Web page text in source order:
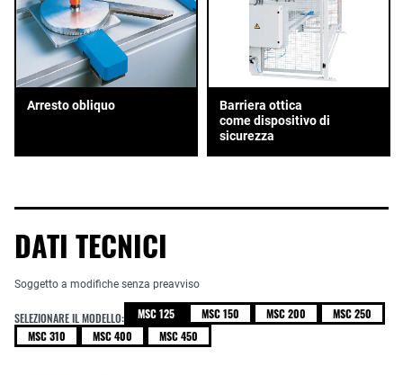
Arresto obliquo
Barriera ottica
come dispositivo di
sicurezza
DATI TECNICI
Soggetto a modifiche senza preavviso
SELEZIONARE IL MODELLO: MSC 125 MSC 150 MSC 200
MSC 250
MSC 310
MSC 400 MSC 450